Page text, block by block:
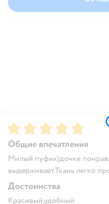
Рейтинг:5
Общие впечатления
Милый пуфик)дочке
выдерживает.Ткань легко
Достоинства
Красивый,удобный